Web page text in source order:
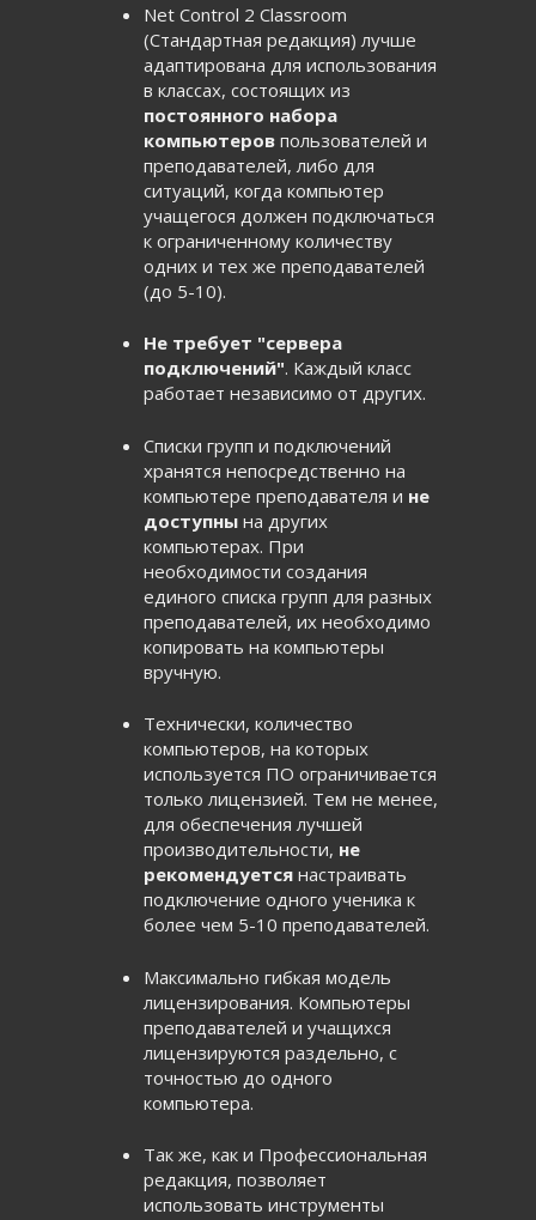
Net Control 2 Classroom
(Стандартная редакция) лучше
адаптирована для использования
в классах, состоящих из
постоянного набора
компьютеров пользователей и
преподавателей, либо для
ситуаций, когда компьютер
учащегося должен подключаться
к ограниченному количеству
одних и тех же преподавателей
(до 5-10).
Не требует "сервера
подключений". Каждый класс
работает независимо от других.
Списки групп и подключений
хранятся непосредственно на
компьютере преподавателя и не
доступны на других
компьютерах. При
необходимости создания
единого списка групп для разных
преподавателей, их необходимо
копировать на компьютеры
вручную.
Технически, количество
компьютеров, на которых
используется ПО ограничивается
только лицензией. Тем не менее,
для обеспечения лучшей
производительности, не
рекомендуется настраивать
подключение одного ученика к
более чем 5-10 преподавателей.
Максимально гибкая модель
лицензирования. Компьютеры
преподавателей и учащихся
лицензируются раздельно, с
точностью до одного
компьютера.
Так же, как и Профессиональная
редакция, позволяет
использовать инструменты